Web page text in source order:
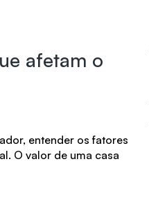
afetam o
entender os fatores
O valor de uma casa